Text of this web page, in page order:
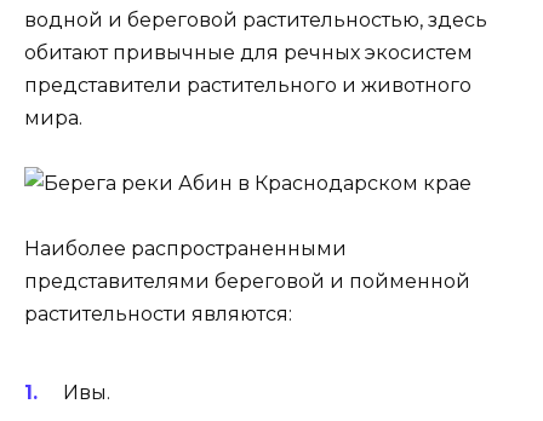
водной и береговой растительностью, здесь
обитают привычные для речных экосистем
представители растительного и животного
мира.
Наиболее распространенными
представителями береговой и пойменной
растительности являются:
Ивы.